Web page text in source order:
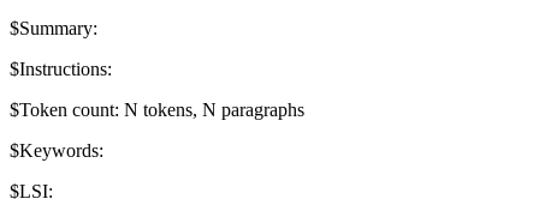
$Summary:
$Instructions:
$Token count: N tokens, N paragraphs
$Keywords:
$LSI: